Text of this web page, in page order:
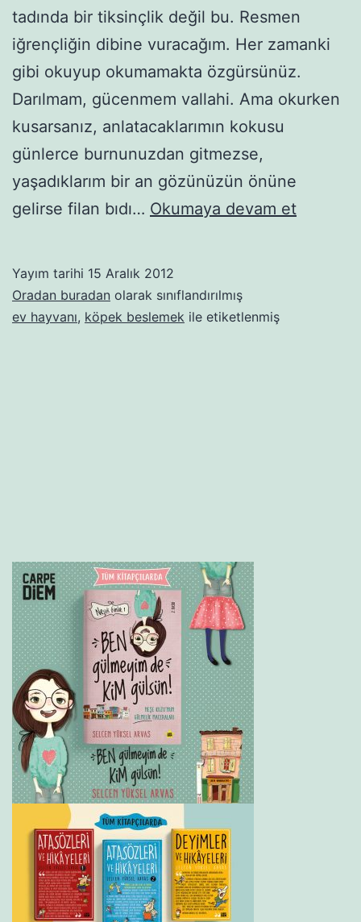
tadında bir tiksinçlik değil bu. Resmen
iğrençliğin dibine vuracağım. Her zamanki
gibi okuyup okumamakta özgürsünüz.
Darılmam, gücenmem vallahi. Ama okurken
kusarsanız, anlatacaklarımın kokusu
günlerce burnunuzdan gitmezse,
yaşadıklarım bir an gözünüzün önüne
gelirse filan bıdı… Okumaya devam etBir
Yayım tarihi 15 Aralık 2012
Oradan buradan olarak sınıflandırılmış
ev hayvanı, köpek beslemek ile etiketlenmiş